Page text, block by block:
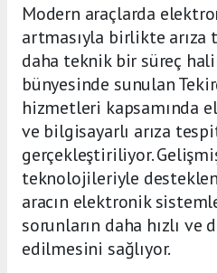
Modern araçlarda
artmasıyla birlikte
daha teknik bir süreç
bünyesinde sunulan
hizmetleri kapsamında
ve bilgisayarlı arıza
gerçekleştiriliyor.
teknolojileriyle
aracın elektronik
sorunların daha hızlı ve
edilmesini sağlıyor.